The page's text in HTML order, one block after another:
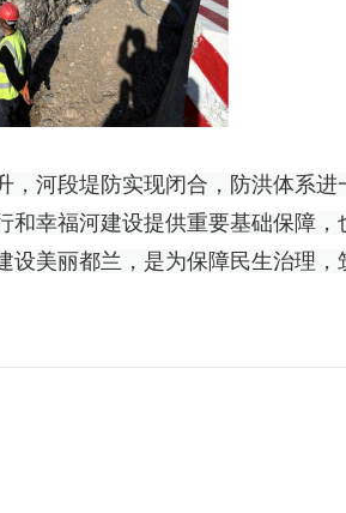
，河段堤防实现闭合，防洪体系进
和幸福河建设提供重要基础保障，
设美丽都兰，是为保障民生治理，